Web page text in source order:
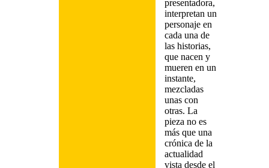
presentadora,
interpretan un
personaje en
cada una de
las historias,
que nacen y
mueren en un
instante,
mezcladas
unas con
otras. La
pieza no es
más que una
crónica de la
actualidad
vista desde el